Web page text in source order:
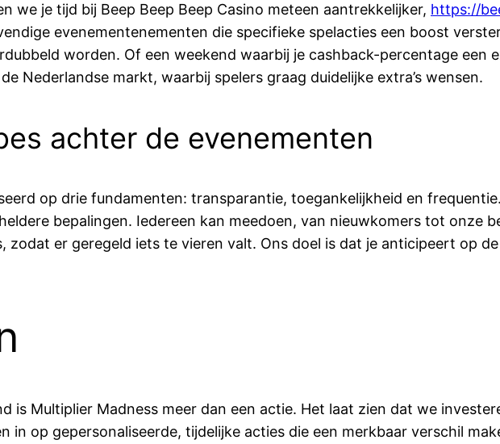
we je tijd bij Beep Beep Beep Casino meteen aantrekkelijker, https://
evenementenementen die specifieke spelacties een boost
worden. Of een weekend waarbij je cashback-percentage een
Nederlandse markt, waarbij spelers graag duidelijke extra’s wensen.
achter de evenementen
op drie fundamenten: transparantie, toegankelijkheid en
bepalingen. Iedereen kan meedoen, van nieuwkomers tot onze
zodat er geregeld iets te vieren valt. Ons doel is dat je anticipeert op
is Multiplier Madness meer dan een actie. Het laat zien dat we
in op gepersonaliseerde, tijdelijke acties die een merkbaar verschil